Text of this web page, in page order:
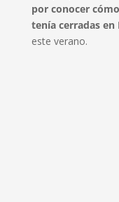
por conocer
tenía cerradas en
este verano.